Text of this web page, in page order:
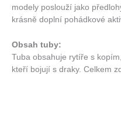
modely poslouží jako
krásně doplní pohádkové
Obsah tuby:
Tuba obsahuje rytíře s
kteří bojují s draky. Celkem